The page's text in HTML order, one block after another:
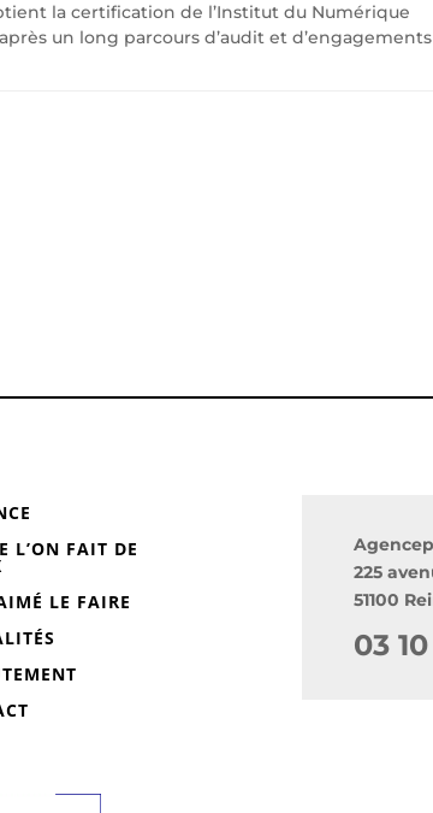
la certification de l’Institut du Numérique
un long parcours d’audit et d’engagements
L’ON FAIT DE
LE FAIRE
225
51100
03